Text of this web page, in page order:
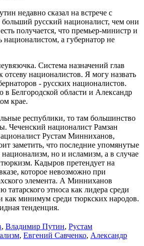
недавно сказал на встрече с
русский националист, чем они
получается, что премьер-министр и
националистом, а губернатор не
Система назначений глав
отсеву националистов. Я могу назвать
- русских националистов.
в Белгородской области и Александр
крае.
республики, то там большинство
Чеченский националист Рамзан
Рустам Минниханов,
заметить, что последние упомянутые
национализм, но и исламизм, а в случае
Кадыров претендует на
которое невозможно при
элемента. А Минниханов
татарского этноса как лидера среди
как минимум среди тюркских народов.
тенденция.
, Владимир Путин, Рустам
, Евгений Савченко, Александр